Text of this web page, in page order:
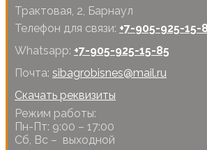
Трактовая, 2, Барнаул
Телефон для связи: +7-905-925-15-
Whatsapp: +7-905-925-15-85
Почта: sibagrobisnes@mail.ru
Скачать реквизиты
Режим работы:
Пн-Пт: 9:00 – 17:00
Сб, Вс – выходной